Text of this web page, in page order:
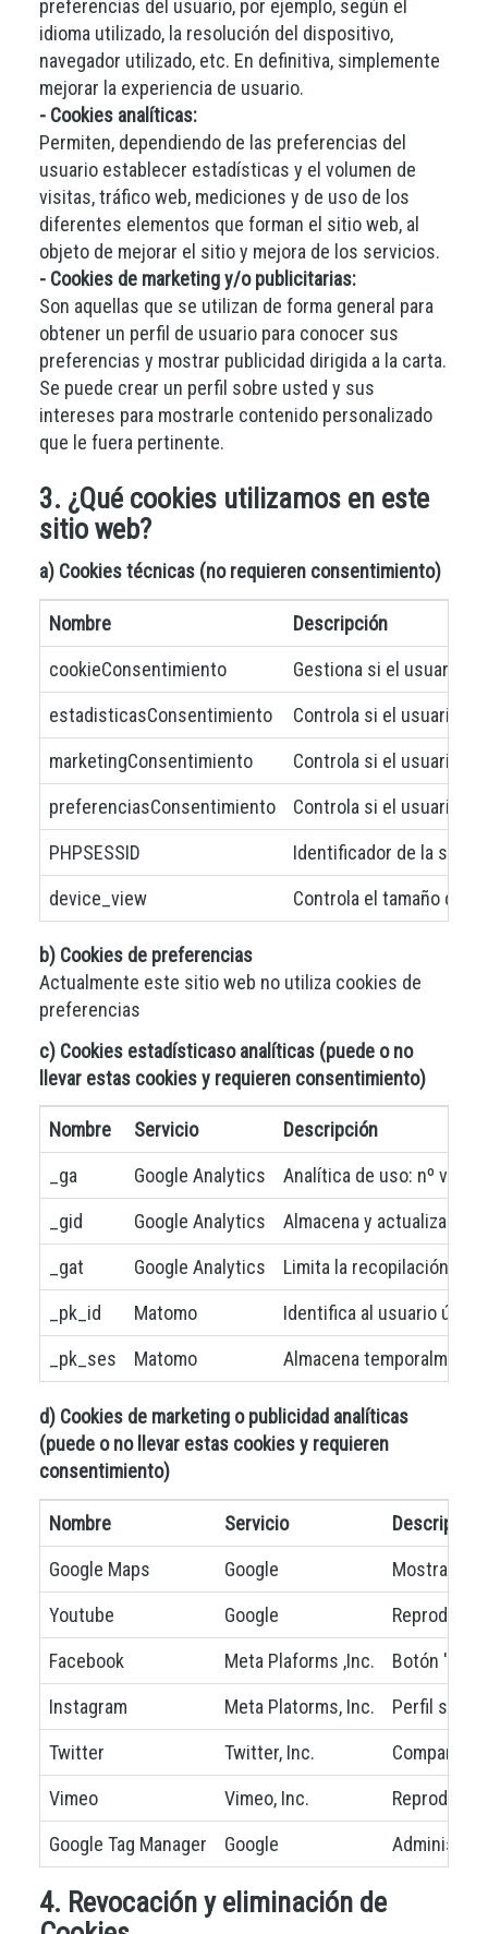
preferencias del usuario, por ejemplo, según el
idioma utilizado, la resolución del dispositivo,
navegador utilizado, etc. En definitiva, simplemente
mejorar la experiencia de usuario.
- Cookies analíticas:
Permiten, dependiendo de las preferencias del
usuario establecer estadísticas y el volumen de
visitas, tráfico web, mediciones y de uso de los
diferentes elementos que forman el sitio web, al
objeto de mejorar el sitio y mejora de los servicios.
- Cookies de marketing y/o publicitarias:
Son aquellas que se utilizan de forma general para
obtener un perfil de usuario para conocer sus
preferencias y mostrar publicidad dirigida a la carta.
Se puede crear un perfil sobre usted y sus
intereses para mostrarle contenido personalizado
que le fuera pertinente.
3. ¿Qué cookies utilizamos en este
sitio web?
a) Cookies técnicas (no requieren consentimiento)
Nombre
Descripción
cookieConsentimiento
Gestiona si el usuario
estadisticasConsentimiento
Controla si el usuario
marketingConsentimiento
Controla si el usuario
preferenciasConsentimiento
Controla si el usuario
PHPSESSID
Identificador de la
device_view
Controla el tamaño del
b) Cookies de preferencias
Actualmente este sitio web no utiliza cookies de
preferencias
c) Cookies estadísticaso analíticas (puede o no
llevar estas cookies y requieren consentimiento)
Nombre Servicio
Descripción
_ga
Google Analytics
Analítica de uso: nº
_gid
Google Analytics
Almacena y actualiza un
_gat
Google Analytics
Limita la recopilación de
_pk_id
Matomo
Identifica al usuario
_pk_ses
Matomo Almacena
d) Cookies de marketing o publicidad analíticas
(puede o no llevar estas cookies y requieren
consentimiento)
Nombre Servicio
Descripción
Google Maps
Google
Mostrar
Youtube
Google
Facebook
Meta Plaforms ,Inc.
Botón 'Me
Instagram
Meta Platorms, Inc.
Perfil
Twitter
Twitter, Inc.
Compartir
Vimeo
Vimeo, Inc.
Google Tag Manager
Google Administra
4. Revocación y eliminación de